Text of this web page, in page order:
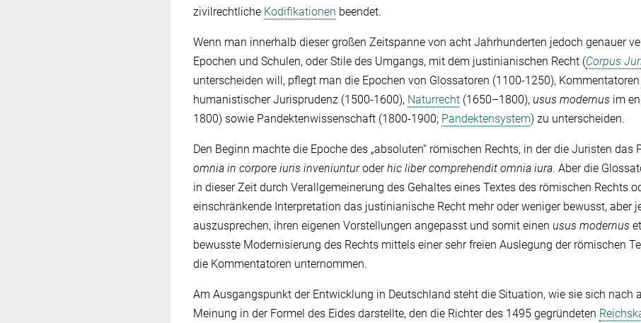
zivilrechtliche Kodifikationen beendet.
Wenn man innerhalb dieser großen Zeitspanne von acht Jahrhunderten jedoch genauer
Epochen und Schulen, oder Stile des Umgangs, mit dem justinianischen Recht (Corpus
unterscheiden will, pflegt man die Epochen von Glossatoren (1100-1250),
humanistischer Jurisprudenz (1500-1600), Naturrecht (1650–1800), usus modernus im
1800) sowie Pandektenwissenschaft (1800-1900; Pandektensystem) zu unterscheiden.
Den Beginn machte die Epoche des „absoluten“ römischen Rechts, in der die Juristen das
omnia in corpore iuris inveniunturoderhic liber comprehendit omnia iura. Aber die
in dieser Zeit durch Verallgemeinerung des Gehaltes eines Textes des römischen Rechts
einschränkende Interpretation das justinianische Recht mehr oder weniger bewusst, aber
auszusprechen, ihren eigenen Vorstellungen angepasst und somit einen usus modernus
bewusste Modernisierung des Rechts mittels einer sehr freien Auslegung der römischen
die Kommentatoren unternommen.
Am Ausgangspunkt der Entwicklung in Deutschland steht die Situation, wie sie sich nach
Meinung in der Formel des Eides darstellte, den die Richter des 1495 gegründeten